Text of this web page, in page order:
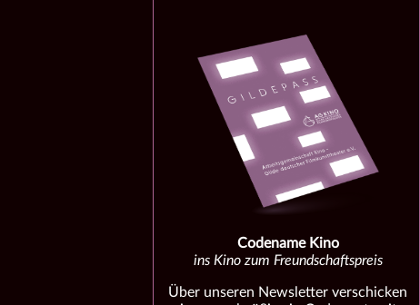
Codename Kino
ins Kino zum Freundschaftspreis
Über unseren Newsletter verschicken